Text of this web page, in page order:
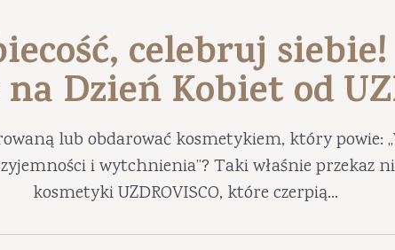
celebruj
Dzień Kobiet od
lub obdarować kosmetykiem, który powie:
i wytchnienia”? Taki właśnie przekaz
kosmetyki UZDROVISCO, które czerpią...